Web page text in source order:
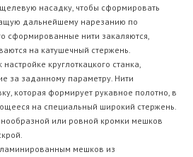
насадку, чтобы сформировать
дальнейшему нарезанию по
сформированные нити закаляются,
на катушечный стержень.
круглоткацкого станка,
за заданному параметру. Нити
которая формирует рукавное полотно, в
на специальный широкий стержень.
или ровной кромки мешков
мешков из